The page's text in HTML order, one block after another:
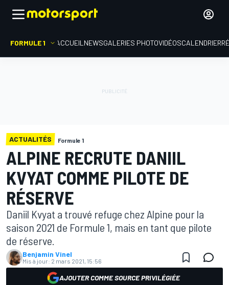
FORMULE 1 ACCUEIL NEWSGALERIES PHOTOVIDÉOSCALENDRIER
ACTUALITÉS Formule 1
ALPINE RECRUTE DANIIL
KVYAT COMME PILOTE DE
RÉSERVE
Daniil Kvyat a trouvé refuge chez Alpine pour la
saison 2021 de Formule 1, mais en tant que pilote
de réserve.
Benjamin Vinel
Mis à jour: 2 mars 2021, 15:56
AJOUTER COMME SOURCE PRIVILÉGIÉE